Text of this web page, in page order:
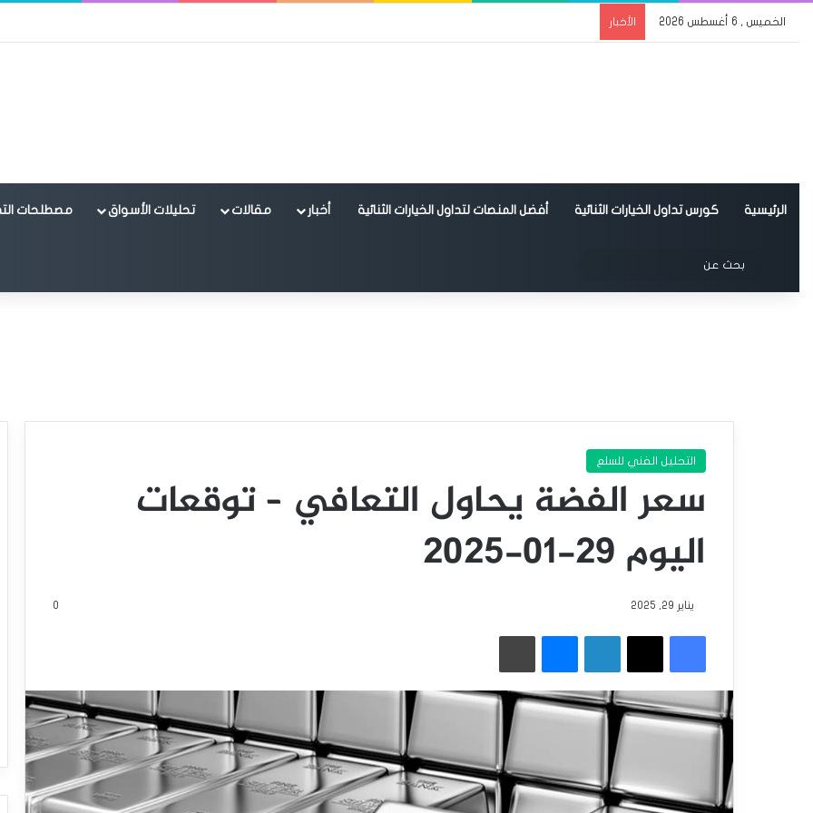
الخميس , 6 أغسطس 2026 الأخبار
الرئيسية كورس تداول الخيارات الثنائية أفضل المنصات لتداول الخيارات الثنائية أخبار مقالات تحليلات الأسواق مصطلحات
الوضع المظلم
عن
التحليل الفني للسلع
سعر الفضة يحاول التعافي – توقعات
اليوم 29-01-2025
يناير 29, 2025 0
فيسبوك
‫X لينكدإن ماسنجر طباعة